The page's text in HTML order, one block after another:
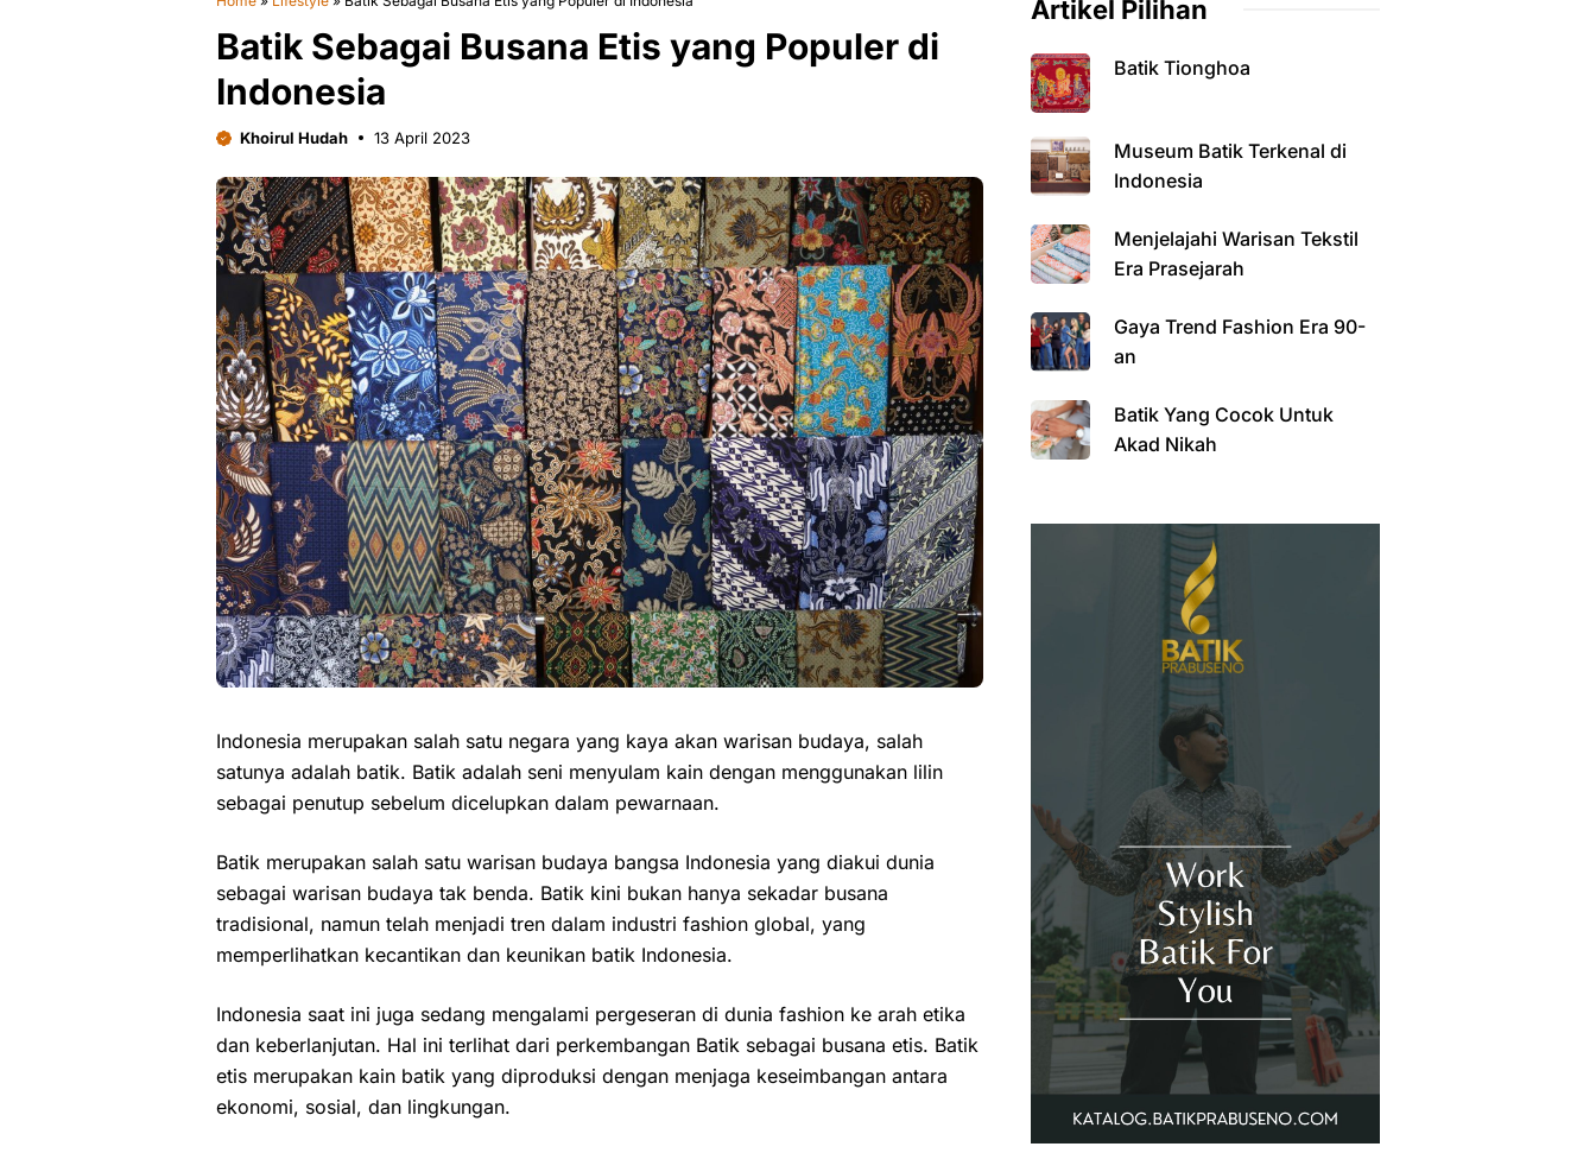
Batik Sebagai Busana Etis yang Populer di
Indonesia
Khoirul Hudah 13 April 2023
Indonesia merupakan salah satu negara yang kaya akan warisan budaya, salah
satunya adalah batik. Batik adalah seni menyulam kain dengan menggunakan lilin
sebagai penutup sebelum dicelupkan dalam pewarnaan.
Batik merupakan salah satu warisan budaya bangsa Indonesia yang diakui dunia
sebagai warisan budaya tak benda. Batik kini bukan hanya sekadar busana
tradisional, namun telah menjadi tren dalam industri fashion global, yang
memperlihatkan kecantikan dan keunikan batik Indonesia.
Indonesia saat ini juga sedang mengalami pergeseran di dunia fashion ke arah etika
dan keberlanjutan. Hal ini terlihat dari perkembangan Batik sebagai busana etis. Batik
etis merupakan kain batik yang diproduksi dengan menjaga keseimbangan antara
ekonomi, sosial, dan lingkungan.
Artikel Pilihan
Batik Tionghoa
Museum Batik Terkenal di
Indonesia
Menjelajahi Warisan Tekstil
Era Prasejarah
Gaya Trend Fashion Era 90-
an
Batik Yang Cocok Untuk
Akad Nikah